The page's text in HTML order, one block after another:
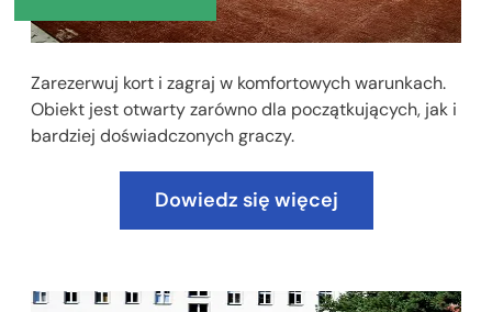
Zarezerwuj kort i zagraj w komfortowych warunkach.
Obiekt jest otwarty zarówno dla początkujących, jak i
bardziej doświadczonych graczy.
Dowiedz się więcej